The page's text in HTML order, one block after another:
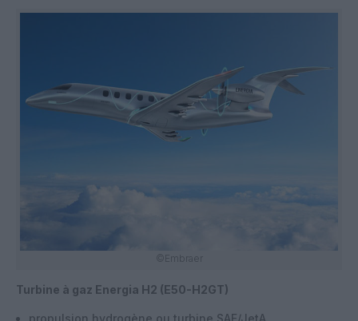
©Embraer
Turbine à gaz Energia H2 (E50-H2GT)